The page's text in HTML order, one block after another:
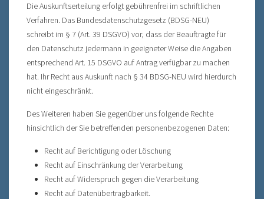
Die Auskunftserteilung erfolgt gebührenfrei im schriftlichen
Verfahren. Das Bundesdatenschutzgesetz (BDSG-NEU)
schreibt im § 7 (Art. 39 DSGVO) vor, dass der Beauftragte für
den Datenschutz jedermann in geeigneter Weise die Angaben
entsprechend Art. 15 DSGVO auf Antrag verfügbar zu machen
hat. Ihr Recht aus Auskunft nach § 34 BDSG-NEU wird hierdurch
nicht eingeschränkt.
Des Weiteren haben Sie gegenüber uns folgende Rechte
hinsichtlich der Sie betreffenden personenbezogenen Daten:
Recht auf Berichtigung oder Löschung
Recht auf Einschränkung der Verarbeitung
Recht auf Widerspruch gegen die Verarbeitung
Recht auf Datenübertragbarkeit.